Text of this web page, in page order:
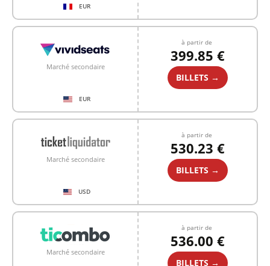
EUR
Marché secondaire
EUR
à partir de
399.85 €
BILLETS →
Marché secondaire
USD
à partir de
530.23 €
BILLETS →
Marché secondaire
à partir de
536.00 €
BILLETS →